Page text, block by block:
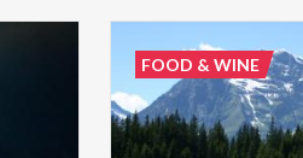
FOOD & WINE